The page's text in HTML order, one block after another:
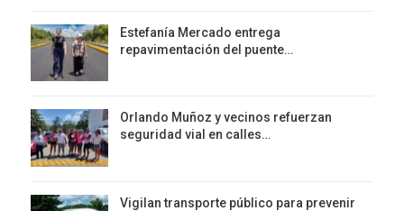
Estefanía Mercado entrega
repavimentación del puente…
Orlando Muñoz y vecinos refuerzan
seguridad vial en calles…
Vigilan transporte público para prevenir